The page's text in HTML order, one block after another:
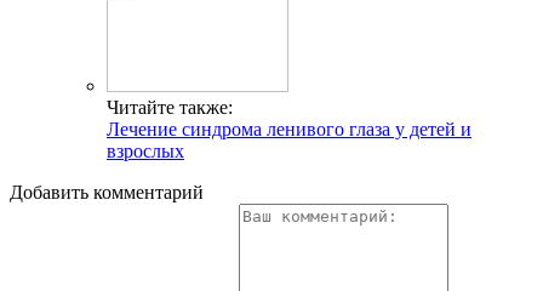
Читайте также:
Лечение синдрома ленивого глаза у детей и
взрослых
Добавить комментарий